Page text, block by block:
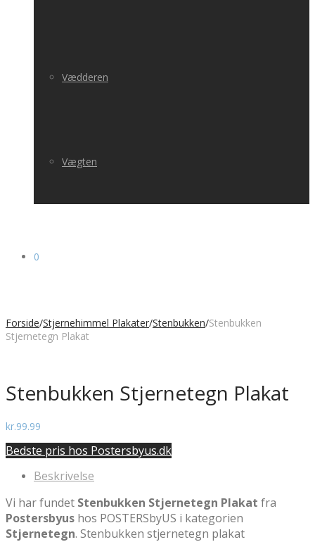
Vædderen
Vægten
0
Forside/Stjernehimmel Plakater/Stenbukken/Stenbukken
Stjernetegn Plakat
Stenbukken Stjernetegn Plakat
kr.99.99
Bedste pris hos Postersbyus.dk
Beskrivelse
Vi har fundet Stenbukken Stjernetegn Plakat fra
Postersbyus hos POSTERSbyUS i kategorien
Stjernetegn. Stenbukken stjernetegn plakat